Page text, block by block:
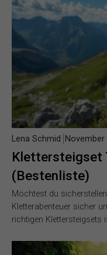
Klettersteigset
(Bestenliste)
Lena Schmid November
Möchtest du
Kletterabenteuer sicher
richtigen Klettersteigsets